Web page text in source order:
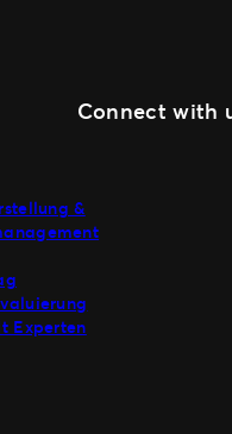
Connect with
&
Experten